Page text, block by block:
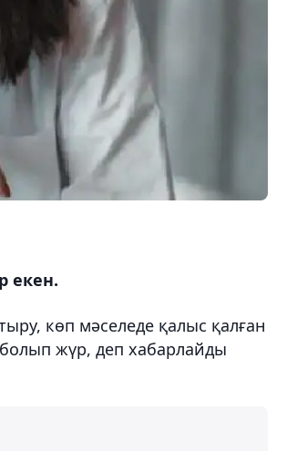
екен.
көп мәселеде қалыс қалған
болып жүр, деп хабарлайды